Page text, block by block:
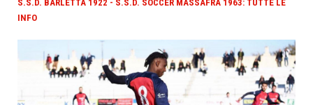
S.S.D. BARLETTA 1922 - S.S.D. SOCCER MASSAFRA 1963: TUTTE LE
INFO